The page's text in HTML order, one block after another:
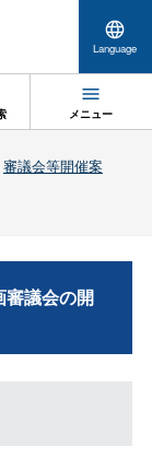
Language
メニュー
審議会等開催案
審議会の開